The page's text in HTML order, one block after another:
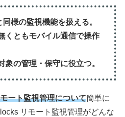
様の監視機能を扱える。
くともモバイル通信で操作
象の管理・保守に役立つ。
ート監視管理について簡単に
リモート監視管理がどんな